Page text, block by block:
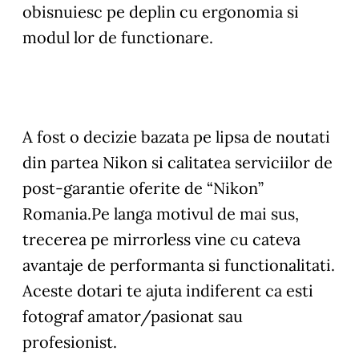
obisnuiesc pe deplin cu ergonomia si
modul lor de functionare.
A fost o decizie bazata pe lipsa de noutati
din partea Nikon si calitatea serviciilor de
post-garantie oferite de “Nikon”
Romania.Pe langa motivul de mai sus,
trecerea pe mirrorless vine cu cateva
avantaje de performanta si functionalitati.
Aceste dotari te ajuta indiferent ca esti
fotograf amator/pasionat sau
profesionist.